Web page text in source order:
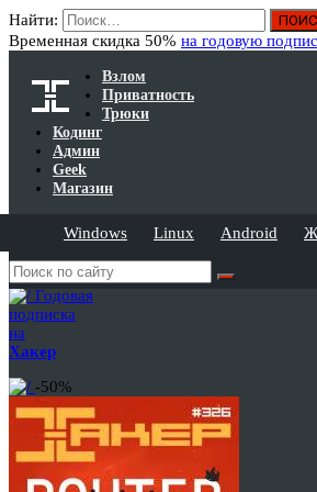
Найти:
Временная скидка 50% на годовую
Взлом
Приватность
Трюки
Кодинг
Админ
Geek
Магазин
Windows Linux Android
Годовая
подписка
на
Хакер
-50%